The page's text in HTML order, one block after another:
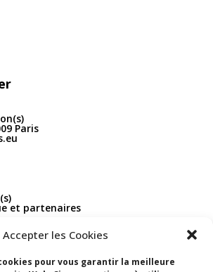
Accepter les Cookies
pour vous garantir la meilleure
Paris
et partenaires